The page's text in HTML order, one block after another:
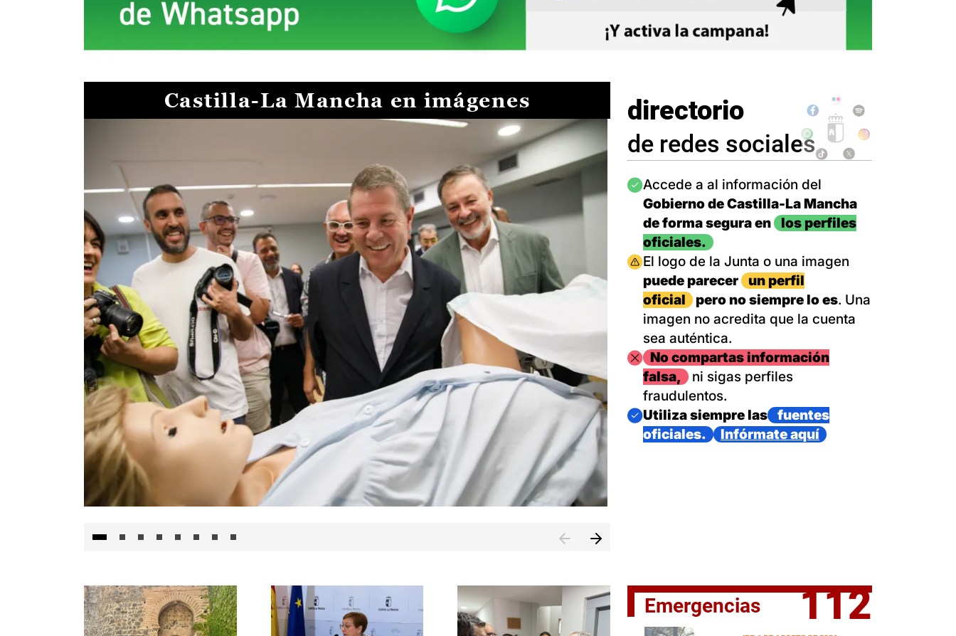
Castilla-La Mancha en imágenes directorio
de redes sociales
Imagen
Accede a al información del
Gobierno de Castilla-La Mancha
de forma segura en
los perfiles
oficiales.
Imagen
El logo de la Junta o una imagen
puede parecer
un perfil
oficial
pero no siempre lo es. Una
imagen no acredita que la cuenta
sea auténtica.
ImagenNo compartas información
falsa,
ni sigas perfiles
fraudulentos.
Imagen
Utiliza siempre las
fuentes
oficiales.
Infórmate aquí
Emergencias 112